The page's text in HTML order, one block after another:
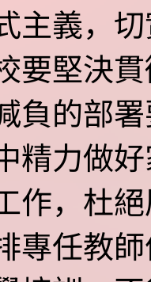
主義，
要堅決
負的部
精力做
作，杜
專任教